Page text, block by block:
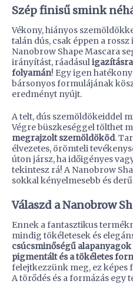
Szép finisű smink
Vékony, hiányos
talán dús, csak éppen a
Nanobrow Shape Mascara
irányítást, ráadásuligazításra
folyamán! Egy igen
bársonyos formulájának
eredményt nyújt.
A telt, dús szemöldökeiddel
Végre büszkeséggel tölthet
megrajzolt szemöldököd.
élvezetes, örömteli
úton jársz, ha időigényes
tekintesz rá! A Nanobrow
sokkal kényelmesebb és
Válaszd a Nanobrow
Ennek a fantasztikus
mindig tökéletesek és
csúcsminőségű
pigmentált és a tökéletes
felejtkezzünk meg, ez képes
A törődés és a formázás egy